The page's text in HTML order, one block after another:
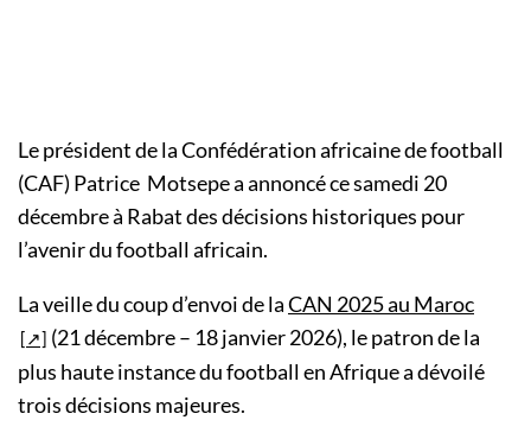
Le président de la Confédération africaine de football
(CAF) Patrice Motsepe a annoncé ce samedi 20
décembre à Rabat des décisions historiques pour
l’avenir du football africain.
La veille du coup d’envoi de laCAN 2025 au Maroc
(21 décembre – 18 janvier 2026), le patron de la
plus haute instance du football en Afrique a dévoilé
trois décisions majeures.